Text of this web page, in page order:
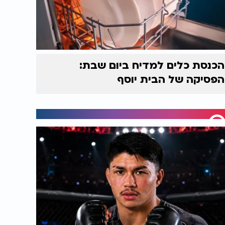
הכנסת כלים למדיח ביום שבת:
הפסיקה של הבית יוסף